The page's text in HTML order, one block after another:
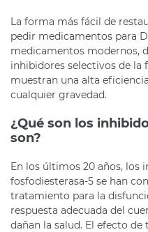
La forma más fácil de
pedir medicamentos para
medicamentos modernos,
inhibidores selectivos de la
muestran una alta
cualquier gravedad.
¿Qué son los
son?
En los últimos 20 años, los
fosfodiesterasa-5 se han
tratamiento para la
respuesta adecuada del
dañan la salud. El efecto